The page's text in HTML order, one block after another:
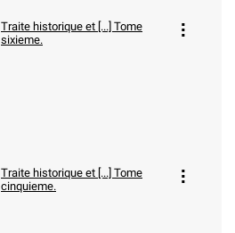
Traite historique et [...] Tome
sixieme.
Traite historique et [...] Tome
cinquieme.